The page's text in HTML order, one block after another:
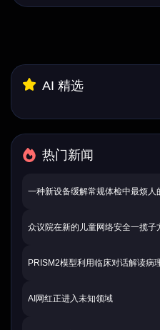
AI 精选
热门新闻
一种新设备缓解常规体检中最烦人
众议院在新的儿童网络安全一揽子
PRISM2模型利用临床对话解读病
AI网红正进入未知领域